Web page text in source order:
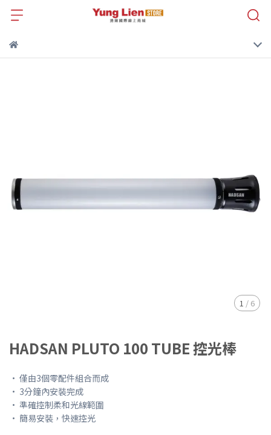
1 / 6
HADSAN PLUTO 100 TUBE 控光棒
• 僅由3個零配件組合而成
• 3分鐘內安裝完成
• 準確控制柔和光線範圍
• 簡易安裝，快速控光